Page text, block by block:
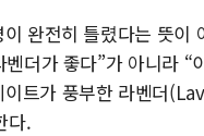
완전히 틀렸다는 뜻
더가 좋다”가 아니라
이트가 풍부한 라벤더
다.